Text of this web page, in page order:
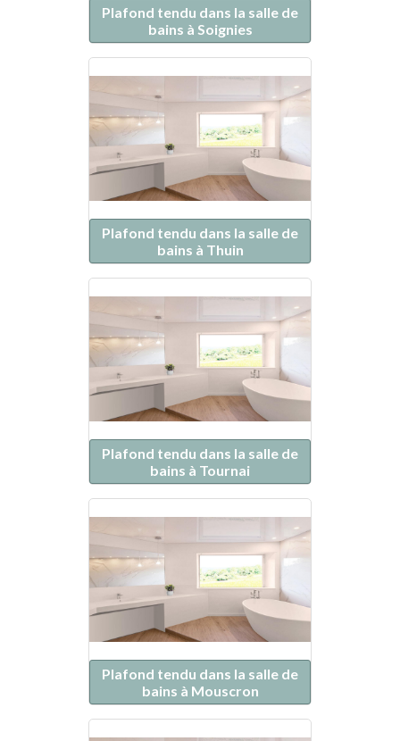
Plafond tendu dans la salle de
bains à Soignies
Plafond tendu dans la salle de
bains à Thuin
Plafond tendu dans la salle de
bains à Tournai
Plafond tendu dans la salle de
bains à Mouscron